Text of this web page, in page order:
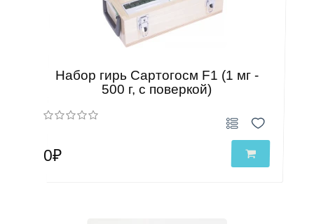
Набор гирь Сартогосм F1 (1 мг -
500 г, с поверкой)
0₽